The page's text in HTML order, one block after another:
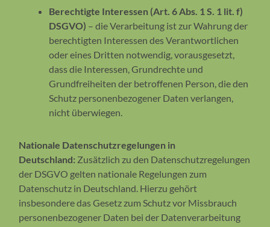
Berechtigte Interessen (Art. 6 Abs. 1 S. 1 lit. f)
DSGVO) – die Verarbeitung ist zur Wahrung der
berechtigten Interessen des Verantwortlichen
oder eines Dritten notwendig, vorausgesetzt,
dass die Interessen, Grundrechte und
Grundfreiheiten der betroffenen Person, die den
Schutz personenbezogener Daten verlangen,
nicht überwiegen.
Nationale Datenschutzregelungen in
Deutschland: Zusätzlich zu den Datenschutzregelungen
der DSGVO gelten nationale Regelungen zum
Datenschutz in Deutschland. Hierzu gehört
insbesondere das Gesetz zum Schutz vor Missbrauch
personenbezogener Daten bei der Datenverarbeitung